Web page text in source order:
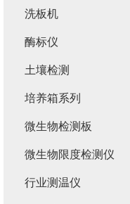
洗板机
酶标仪
土壤检测
培养箱系列
微生物检测板
微生物限度检测仪
行业测温仪